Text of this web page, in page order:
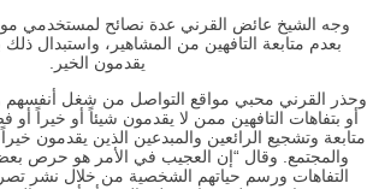
وجه الشيخ عائض القرني عدة نصائح لمستخدمي
بعدم متابعة التافهين من المشاهير، واستبدال
يقدمون الخير.
وحذر القرني محبي مواقع التواصل من شغل أنفسهم
أو بتفاهات التافهين ممن لا يقدمون شيئاً أو خيراً أو
متابعة وتشجيع الرائعين والمبدعين الذين يقدمون
والمجتمع. وقال “إن العجيب في الأمر هو حرص
التفاهات ورسم حياتهم الشخصية من خلال نشر